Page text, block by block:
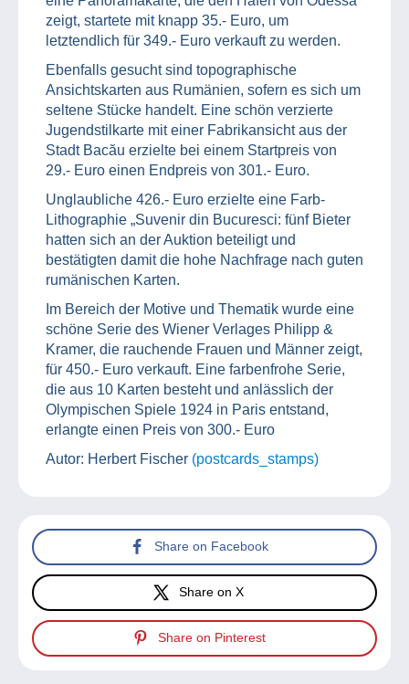
zeigt, startete mit knapp 35.- Euro, um
letztendlich für 349.- Euro verkauft zu werden.
Ebenfalls gesucht sind topographische
Ansichtskarten aus Rumänien, sofern es sich um
seltene Stücke handelt. Eine schön verzierte
Jugendstilkarte mit einer Fabrikansicht aus der
Stadt Bacău erzielte bei einem Startpreis von
29.- Euro einen Endpreis von 301.- Euro.
Unglaubliche 426.- Euro erzielte eine Farb-
Lithographie „Suvenir din Bucuresci: fünf Bieter
hatten sich an der Auktion beteiligt und
bestätigten damit die hohe Nachfrage nach guten
rumänischen Karten.
Im Bereich der Motive und Thematik wurde eine
schöne Serie des Wiener Verlages Philipp &
Kramer, die rauchende Frauen und Männer zeigt,
für 450.- Euro verkauft. Eine farbenfrohe Serie,
die aus 10 Karten besteht und anlässlich der
Olympischen Spiele 1924 in Paris entstand,
erlangte einen Preis von 300.- Euro
Autor: Herbert Fischer (postcards_stamps)
Share on Facebook
Share on X
Share on Pinterest